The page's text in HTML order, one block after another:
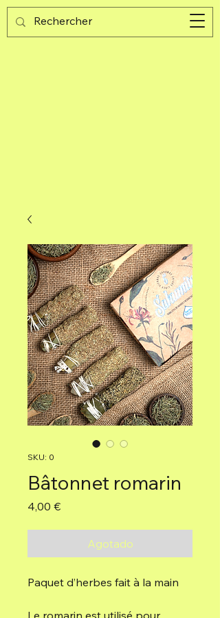
Guijad
SKU: 0
Bâtonnet romarin
4,00 €Precio
Agotado
Paquet d’herbes fait à la main
Le romarin est utilisé pour